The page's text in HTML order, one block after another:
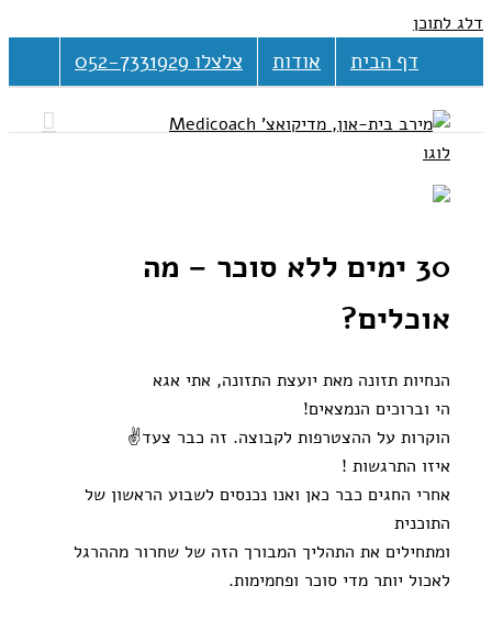
דלג לתוכן
דף הבית אודות צלצלו 052-7331929
30 ימים ללא סוכר – מה
אוכלים?
הנחיות תזונה מאת יועצת התזונה, אתי אגא
הי וברוכים הנמצאים!
הוקרות על ההצטרפות לקבוצה. זה כבר צעד✌️
איזו התרגשות !
אחרי החגים כבר כאן ואנו נכנסים לשבוע הראשון של
התוכנית
ומתחילים את התהליך המבורך הזה של שחרור מההרגל
לאכול יותר מדי סוכר ופחמימות.